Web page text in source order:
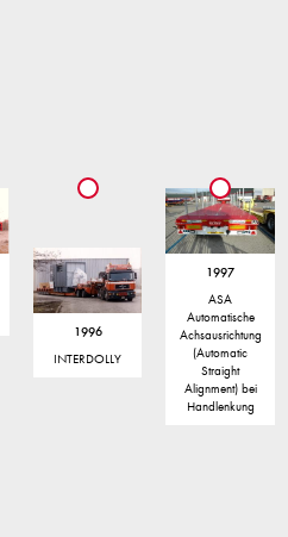
1996
INTERDOLLY
1997
ASA
Automatische
Achsausrichtung
(Automatic
Straight
Alignment) bei
Handlenkung